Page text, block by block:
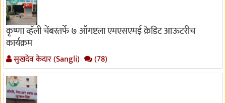
कृष्णा व्हॅली चेंबरतर्फे ७ ऑगष्टला एमएसएमई क्रेडिट आऊटरीच
कार्यक्रम
सुखदेव केदार (Sangli) (78)